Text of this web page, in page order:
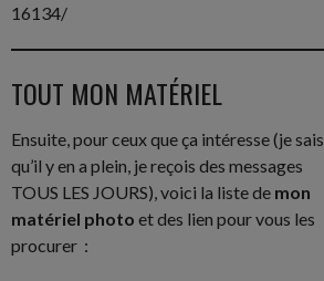
16134/
TOUT MON MATÉRIEL
Ensuite, pour ceux que ça intéresse (je sais
qu’il y en a plein, je reçois des messages
TOUS LES JOURS), voici la liste de mon
matériel photo et des lien pour vous les
procurer :